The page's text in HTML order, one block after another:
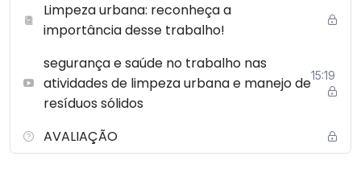
Limpeza urbana: reconheça a
importância desse trabalho!
segurança e saúde no trabalho nas
atividades de limpeza urbana e manejo de
resíduos sólidos
15:19
AVALIAÇÃO